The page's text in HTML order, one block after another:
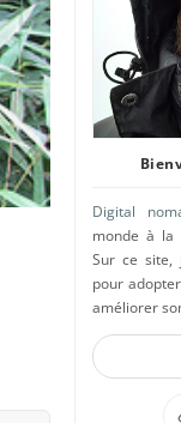
Digital
monde à la
Sur ce site,
pour
améliorer